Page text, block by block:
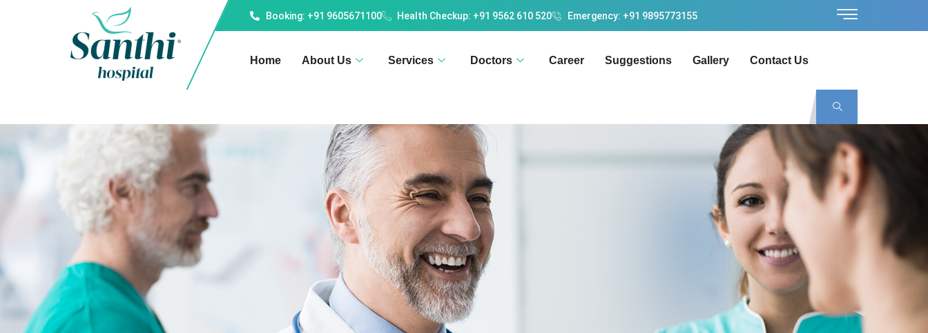
Booking: +91 9605671100 Health Checkup: +91 9562 610 520 Emergency: +91 9895773155
Home About Us Services Doctors Career Suggestions Gallery Contact Us